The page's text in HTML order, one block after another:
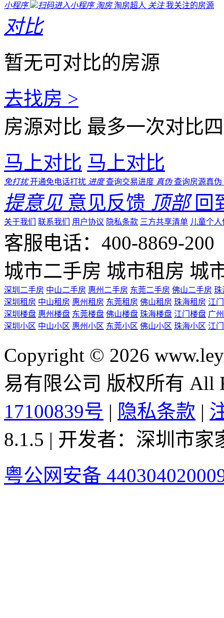
小程序
扫码进入小程序 淘房 淘房超人 关注 我关注的房源
对比
暂无可对比的房源
去找房 >
房源对比 最多一次对比
马上对比 马上对比
免打扰 开通免电话打扰 进度 查询交易进度 真伪 查询房源真伪
提意见 意见反馈 顶部 回
关于我们 联系我们 用户协议 隐私条款 三方共享清单 儿童个
客服电话：400-8869-200
城市二手房 城市租房 城
深圳二手房 中山二手房 惠州二手房 东莞二手房 佛山二手房 珠
深圳租房 中山租房 惠州租房 东莞租房 佛山租房 珠海租房 江
深圳楼盘 惠州楼盘 东莞楼盘 佛山楼盘 珠海楼盘 江门楼盘 广
深圳小区 中山小区 惠州小区 东莞小区 佛山小区 珠海小区 江
Copyright © 2026
易有限公司 版权所有 All
17100839号 | 隐私条款 |
8.1.5 | 开发者：深圳市
粤公网安备